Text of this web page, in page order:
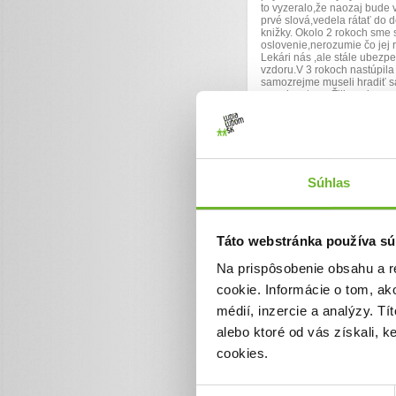
Súhlas
Táto webstránka používa
Na prispôsobenie obsahu a
cookie. Informácie o tom,
médií, inzercie a analýzy.
alebo ktoré od vás získali,
cookies.
to vyzeralo,že naozaj bude
prvé slová,vedela rátať do
knižky. Okolo 2 rokoch
oslovenie,nerozumie čo jej
Lekári nás ,ale stále
vzdoru.V 3 rokoch
samozrejme museli hradiť
poradenstvo v Žiline,aby
liečbu,čo má samozrejme
veľmi by chcela rozprávať.
agresivitou(štípe nás,ťahá
zvuky
oleje na detox, Zinzino +
Prievidzi. V októbri nás
Musela som zostať doma,
nám peniaze, máme
dieťatka,bojíme sa o jej
zaradiť do normálneho
2020 sme podstúpili
vyšetrení jej zistili,